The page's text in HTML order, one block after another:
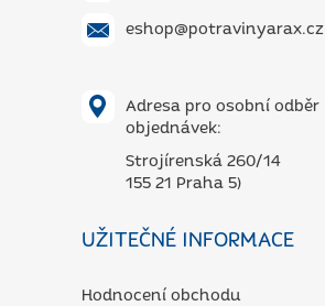
eshop@potravinyarax.cz
Adresa pro osobní odběr
objednávek:
Strojírenská 260/14
155 21 Praha 5)
UŽITEČNÉ INFORMACE
Hodnocení obchodu